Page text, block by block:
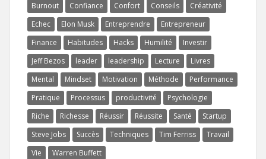
Burnout
Confiance Confort Conseils
Créativité
Echec
Elon Musk Entreprendre
Entrepreneur
Finance
Habitudes Hacks Humilité
Investir
Jeff Bezos
leader leadership Lecture
Livres
Mental
Mindset Motivation Méthode
Performance
Pratique
Processus productivité
Psychologie
Riche
Richesse Réussir Réussite Santé
Startup
Steve Jobs
Succès Techniques Tim Ferriss
Travail
Vie
Warren Buffett